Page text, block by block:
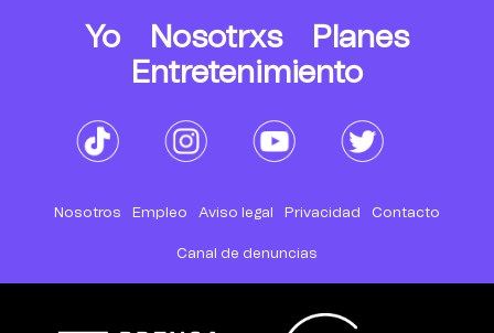
Yo Nosotrxs
Planes
Entretenimiento
Nosotros Empleo Aviso legal Privacidad Contacto
Canal de denuncias